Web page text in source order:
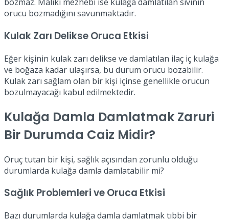
bozmaz. Maliki mezhebi ise kulağa damlatılan sıvının
orucu bozmadığını savunmaktadır.
Kulak Zarı Delikse Oruca Etkisi
Eğer kişinin kulak zarı delikse ve damlatılan ilaç iç kulağa
ve boğaza kadar ulaşırsa, bu durum orucu bozabilir.
Kulak zarı sağlam olan bir kişi içinse genellikle orucun
bozulmayacağı kabul edilmektedir.
Kulağa Damla Damlatmak Zaruri
Bir Durumda Caiz Midir?
Oruç tutan bir kişi, sağlık açısından zorunlu olduğu
durumlarda kulağa damla damlatabilir mi?
Sağlık Problemleri ve Oruca Etkisi
Bazı durumlarda kulağa damla damlatmak tıbbi bir